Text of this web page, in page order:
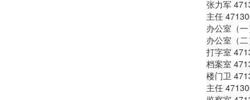
张力军
主任
办公室（
办公室（
打字室
档案室
楼门卫
主任